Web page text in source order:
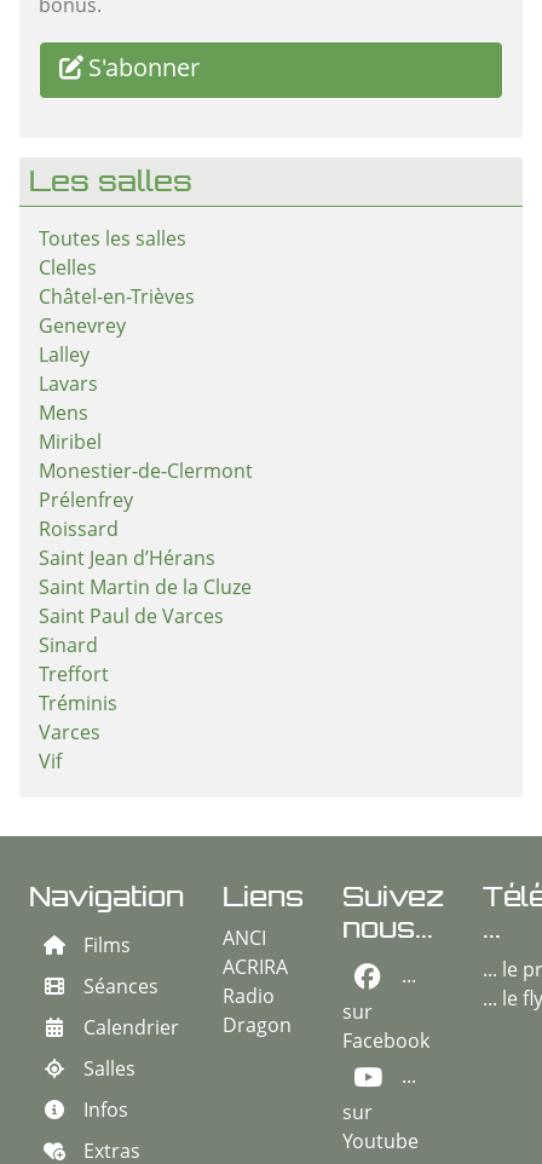
bonus.
S'abonner
Les salles
Toutes les salles
Clelles
Châtel-en-Trièves
Genevrey
Lalley
Lavars
Mens
Miribel
Monestier-de-Clermont
Prélenfrey
Roissard
Saint Jean d’Hérans
Saint Martin de la Cluze
Saint Paul de Varces
Sinard
Treffort
Tréminis
Varces
Vif
Navigation
Films
Séances
Calendrier
Salles
Infos
Extras
Liens
ANCI
ACRIRA
Radio
Dragon
Suivez
nous...
...
sur
Facebook
...
sur
Youtube
...
... le
... le